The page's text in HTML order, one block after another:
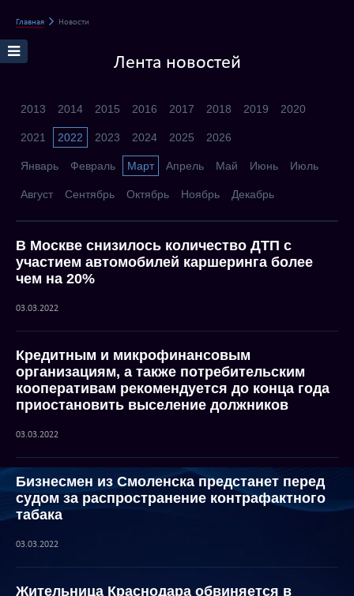
Главная Новости
Лента новостей
2013 2014 2015 2016 2017 2018 2019 2020
2021 2022 2023 2024 2025 2026
Январь Февраль Март Апрель Май Июнь Июль
Август Сентябрь Октябрь Ноябрь Декабрь
В Москве снизилось количество ДТП с
участием автомобилей каршеринга более
чем на 20%
03.03.2022
Кредитным и микрофинансовым
организациям, а также потребительским
кооперативам рекомендуется до конца года
приостановить выселение должников
03.03.2022
Бизнесмен из Смоленска предстанет перед
судом за распространение контрафактного
табака
03.03.2022
Жительница Краснодара обвиняется в